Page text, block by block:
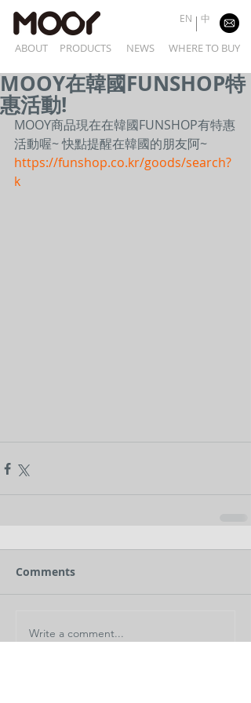
EN 中
ABOUT PRODUCTS NEWS WHERE TO BUY
MOOY在韓國FUNSHOP特
惠活動!
MOOY商品現在在韓國FUNSHOP有特惠
活動喔~ 快點提醒在韓國的朋友阿~
https://funshop.co.kr/goods/search?
k
Comments
Write a comment...